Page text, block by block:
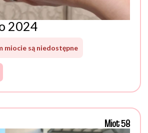
2024
miocie są niedostępne
Miot 58